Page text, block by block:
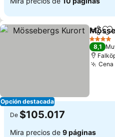
Opción destacada
4 Estrellas
8,1
Cena
De $105.017
Mira precios de 9 páginas